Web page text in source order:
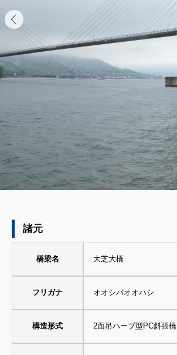
諸元
橋梁名 大芝大橋
フリガナ オオシバオオハシ
構造形式 2面吊ハープ型PC斜張橋